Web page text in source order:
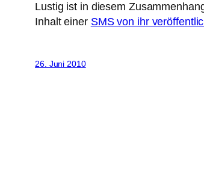
Lustig ist in diesem
Inhalt einer SMS von ihr
26. Juni 2010